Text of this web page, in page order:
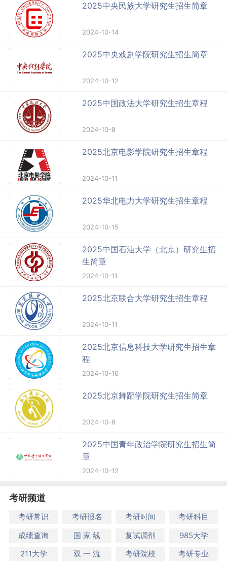
2025中央民族大学研究生招生简章
2024-10-14
2025中央戏剧学院研究生招生简章
2024-10-12
2025中国政法大学研究生招生章程
2024-10-8
2025北京电影学院研究生招生章程
2024-10-11
2025华北电力大学研究生招生章程
2024-10-15
2025中国石油大学（北京）研究生招
生简章
2024-10-11
2025北京联合大学研究生招生章程
2024-10-11
2025北京信息科技大学研究生招生章
程
2024-10-16
2025北京舞蹈学院研究生招生简章
2024-10-8
2025中国青年政治学院研究生招生简
章
2024-10-12
考研频道
考研常识 考研报名 考研时间
考研科目
成绩查询
国 家 线 复试调剂
985大学
211大学
双 一 流 考研院校 考研专业